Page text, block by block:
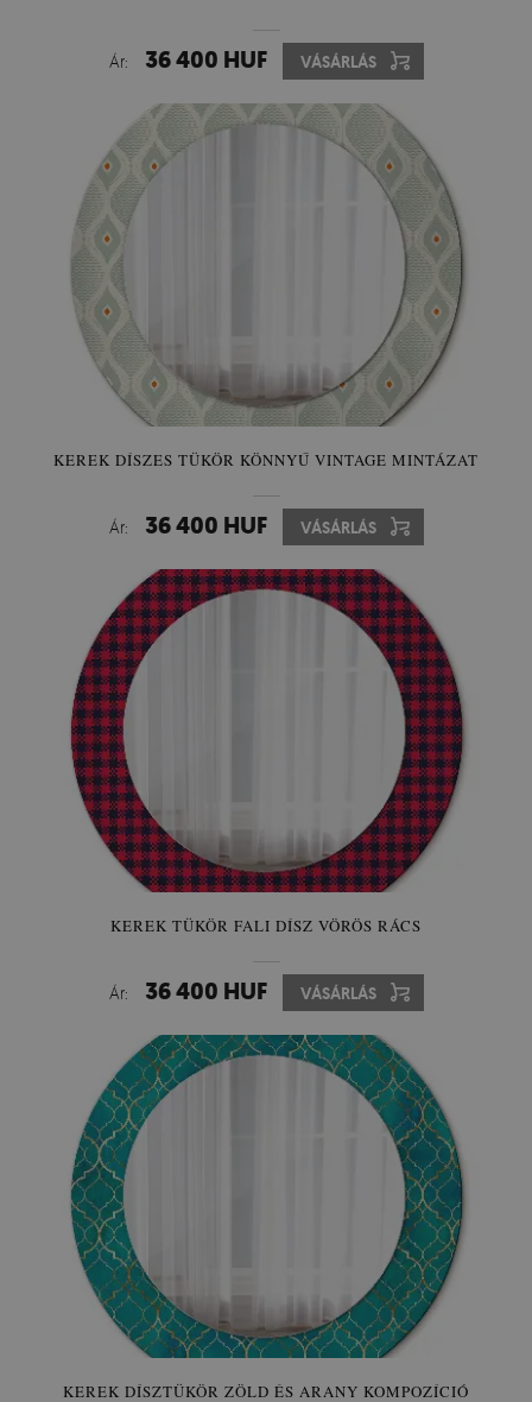
Ár: 36 400 HUF VÁSÁRLÁS
KEREK DÍSZES TÜKÖR KÖNNYŰ VINTAGE MINTÁZAT
Ár: 36 400 HUF VÁSÁRLÁS
KEREK TÜKÖR FALI DÍSZ VÖRÖS RÁCS
Ár: 36 400 HUF VÁSÁRLÁS
KEREK DÍSZTÜKÖR ZÖLD ÉS ARANY KOMPOZÍCIÓ